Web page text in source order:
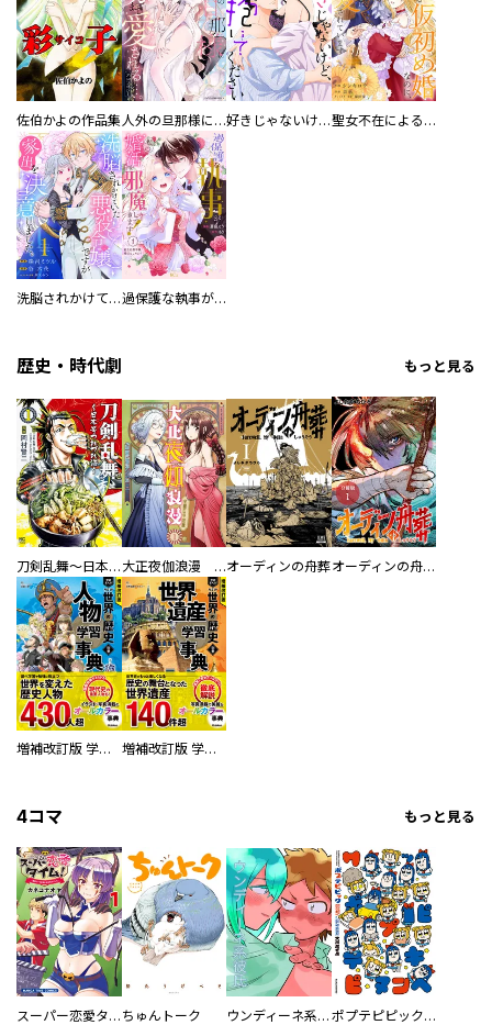
佐伯かよの作品集 人外の旦那様に娶られ毎晩ナカまで愛される…。アンソロジー 好きじゃないけど、抱いてください【電子単行本版／特典おまけ付き】 聖女不在による仮初め婚なのに、不器用な王太子に溺愛されています【電子単行本版／特典おまけ付き】
洗脳されかけていた悪役令嬢ですが家出を決意しました。【電子単行本版／特典おまけ付き】 過保護な執事が私の婚活を邪魔してきます！ 分冊版
歴史・時代劇 もっと見る
刀剣乱舞～日本号つれづれ酒～ 大正夜伽浪漫 －金曜日の花嫁—オーディンの舟葬 オーディンの舟葬 分冊版
増補改訂版 学研まんが NEW世界の歴史 別巻 人物学習事典 増補改訂版 学研まんが NEW世界の歴史 別巻 世界遺産学習事典
4コマ もっと見る
スーパー恋愛タイム！～現場でドＳな彼女は自宅でデレる～ ちゅんトーク ウンディーネ系彼氏 ポプテピピック SEASON EIGHT